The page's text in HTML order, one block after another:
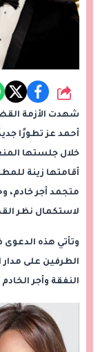
شارك
شهدت الأزمة
أحمد عز تطورًا
أقامتها زينة
لاستكمال نظر
وتأتي هذه
الطرفين على مدار
النفقة وأجر